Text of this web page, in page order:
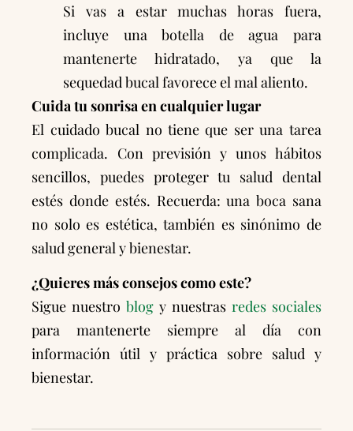
Si vas a estar muchas horas fuera,
incluye una botella de agua para
mantenerte hidratado, ya que la
sequedad bucal favorece el mal aliento.
Cuida tu sonrisa en cualquier lugar
El cuidado bucal no tiene que ser una tarea
complicada. Con previsión y unos hábitos
sencillos, puedes proteger tu salud dental
estés donde estés. Recuerda: una boca sana
no solo es estética, también es sinónimo de
salud general y bienestar.
¿Quieres más consejos como este?
Sigue nuestroblog y nuestras redes sociales
para mantenerte siempre al día con
información útil y práctica sobre salud y
bienestar.